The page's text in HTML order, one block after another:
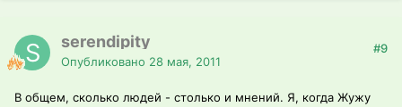
serendipity
Опубликовано 28 мая, 2011
#9
В общем, сколько людей - столько и мнений. Я, когда Жужу